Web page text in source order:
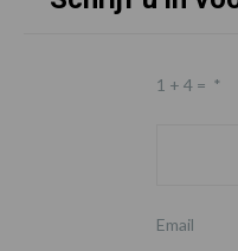
1 + 4 = *
Email